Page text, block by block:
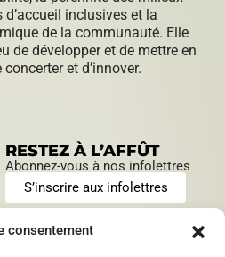
consentement
inclusives et la
de la communauté. Elle
de développer et de mettre en
et d’innover.
RESTEZ À L’AFFÛT
Abonnez-vous à nos infolettres
S’inscrire aux infolettres